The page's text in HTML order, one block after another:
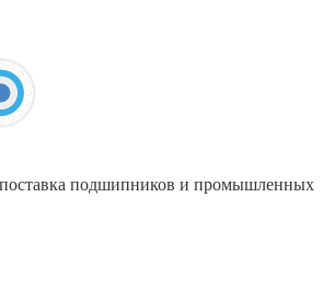
подшипников и промышленных